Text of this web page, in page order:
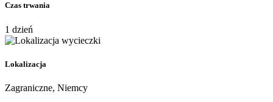
Czas trwania
1 dzień
Lokalizacja
Zagraniczne, Niemcy